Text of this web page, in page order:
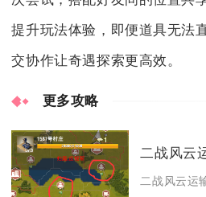
提升玩法体验，即便道具无法
交协作让奇遇探索更高效。
更多攻略
二战风云运